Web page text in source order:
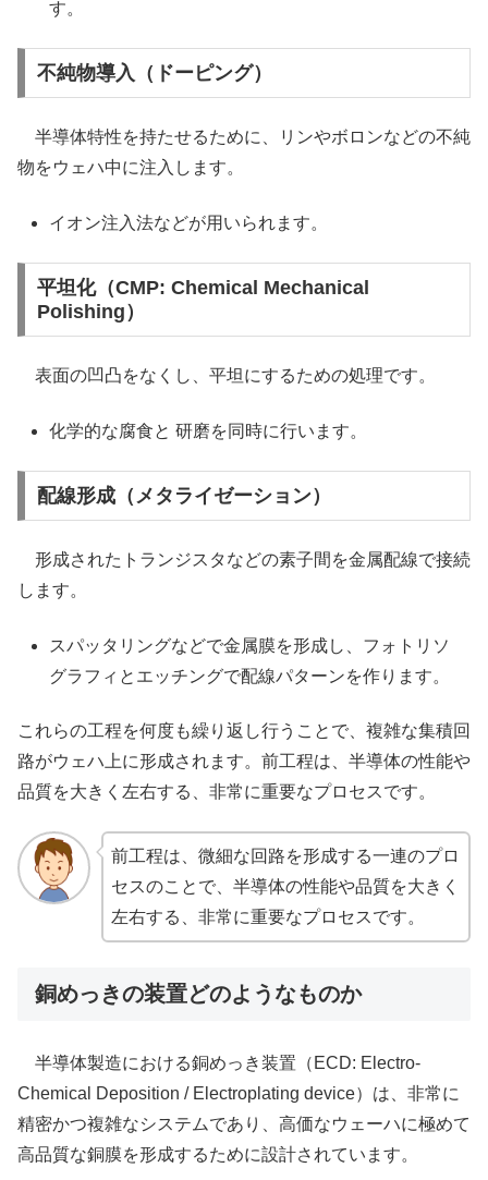
す。
不純物導入（ドーピング）
半導体特性を持たせるために、リンやボロンなどの不純
物をウェハ中に注入します。
イオン注入法などが用いられます。
平坦化（CMP: Chemical Mechanical
Polishing）
表面の凹凸をなくし、平坦にするための処理です。
化学的な腐食と 研磨を同時に行います。
配線形成（メタライゼーション）
形成されたトランジスタなどの素子間を金属配線で接続
します。
スパッタリングなどで金属膜を形成し、フォトリソ
グラフィとエッチングで配線パターンを作ります。
これらの工程を何度も繰り返し行うことで、複雑な集積回
路がウェハ上に形成されます。前工程は、半導体の性能や
品質を大きく左右する、非常に重要なプロセスです。
前工程は、微細な回路を形成する一連のプロ
セスのことで、半導体の性能や品質を大きく
左右する、非常に重要なプロセスです。
銅めっきの装置どのようなものか
半導体製造における銅めっき装置（ECD: Electro-
Chemical Deposition / Electroplating device）は、非常に
精密かつ複雑なシステムであり、高価なウェーハに極めて
高品質な銅膜を形成するために設計されています。